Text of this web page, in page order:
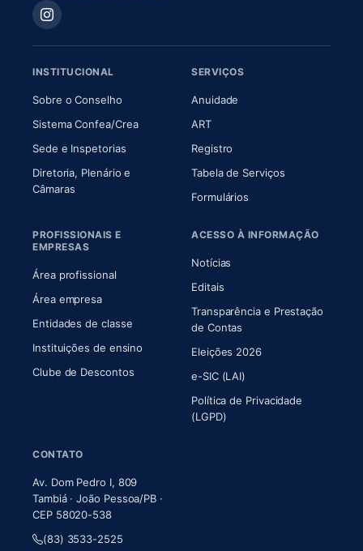
INSTITUCIONAL
Sobre o Conselho(abre em nova aba)
Sistema Confea/Crea(abre em nova aba)
Sede e Inspetorias
Diretoria, Plenário e
Câmaras(abre em nova aba)
SERVIÇOS
Anuidade
ART(abre em nova aba)
Registro
Tabela de Serviços
Formulários
PROFISSIONAIS E
EMPRESAS
Área profissional
Área empresa
Entidades de classe
Instituições de ensino
Clube de Descontos
ACESSO À INFORMAÇÃO
Notícias
Editais
Transparência e Prestação
de Contas
Eleições 2026
e-SIC (LAI)
Política de Privacidade
(LGPD)
CONTATO
Av. Dom Pedro I, 809
Tambiá · João Pessoa/PB ·
CEP 58020-538
(83) 3533-2525